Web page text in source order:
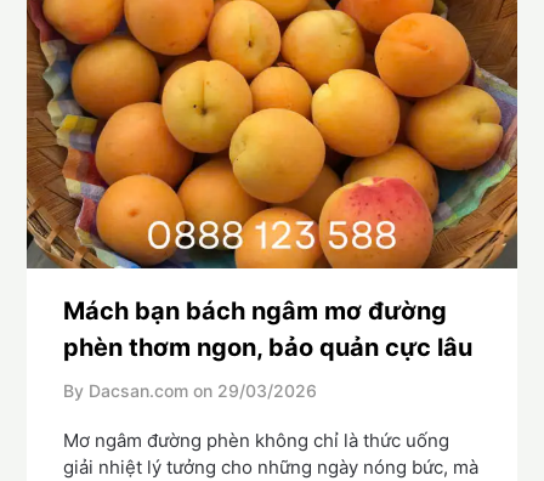
Mách bạn bách ngâm mơ đường
phèn thơm ngon, bảo quản cực lâu
By Dacsan.com on 29/03/2026
Mơ ngâm đường phèn không chỉ là thức uống
giải nhiệt lý tưởng cho những ngày nóng bức, mà